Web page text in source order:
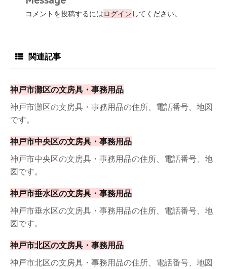
コメントを投稿するにはログイン してください。
関連記事
神戸市灘区の文房具・事務用品
神戸市灘区の文房具・事務用品の住所、電話番号、地図
です。
神戸市中央区の文房具・事務用品
神戸市中央区の文房具・事務用品の住所、電話番号、地
図です。
神戸市垂水区の文房具・事務用品
神戸市垂水区の文房具・事務用品の住所、電話番号、地
図です。
神戸市北区の文房具・事務用品
神戸市北区の文房具・事務用品の住所、電話番号、地図